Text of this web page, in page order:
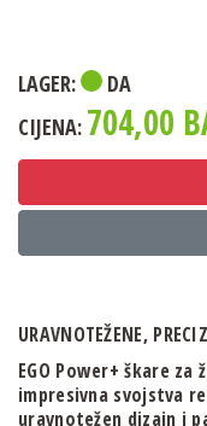
LAGER:
DA
CIJENA: 704,00
URAVNOTEŽENE,
EGO Power+ škare
impresivna svojstva
uravnotežen dizajn i